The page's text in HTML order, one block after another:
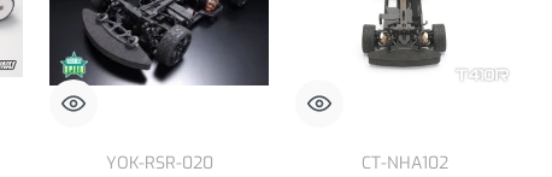
YOK-RSR-020
CT-NHA102